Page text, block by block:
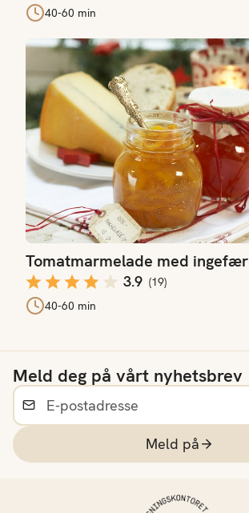
40-60 min
Tomatmarmelade med ingefær
3.9 (19)
40-60 min
Tomatmarmelade med ingefær
Meld deg på vårt nyhetsbrev
Meld på